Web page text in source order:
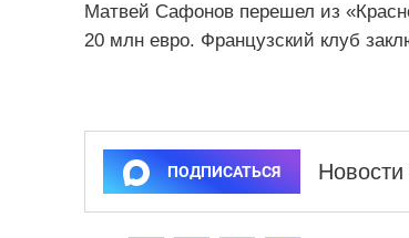
Матвей Сафонов перешел из
20 млн евро. Французский клуб
ПОДПИСАТЬСЯ Новости